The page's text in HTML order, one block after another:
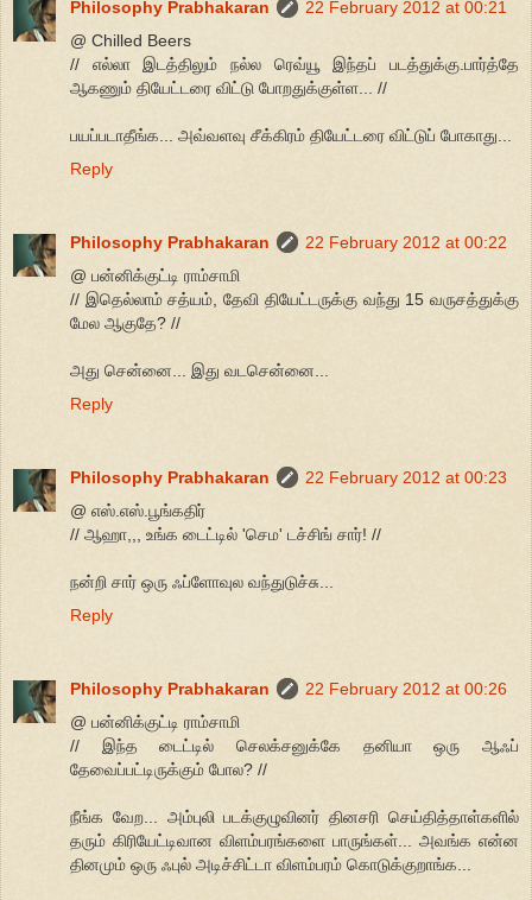
Philosophy Prabhakaran
22 February 2012 at 00:21
@ Chilled Beers
// எல்லா இடத்திலும் நல்ல ரெவ்யூ இந்தப் படத்துக்கு.பார்த்தே
ஆகணும் தியேட்டரை விட்டு போறதுக்குள்ள... //
பயப்படாதீங்க... அவ்வளவு சீக்கிரம் தியேட்டரை விட்டுப் போகாது...
Reply
Philosophy Prabhakaran
22 February 2012 at 00:22
@ பன்னிக்குட்டி ராம்சாமி
// இதெல்லாம் சத்யம், தேவி தியேட்டருக்கு வந்து 15 வருசத்துக்கு
மேல ஆகுதே? //
அது சென்னை... இது வடசென்னை...
Reply
Philosophy Prabhakaran
22 February 2012 at 00:23
@ எஸ்.எஸ்.பூங்கதிர்
// ஆஹா,,, உங்க டைட்டில் 'செம' டச்சிங் சார்! //
நன்றி சார் ஒரு ஃப்ளோவுல வந்துடுச்சு...
Reply
Philosophy Prabhakaran
22 February 2012 at 00:26
@ பன்னிக்குட்டி ராம்சாமி
// இந்த டைட்டில் செலக்சனுக்கே தனியா ஒரு ஆஃப்
தேவைப்பட்டிருக்கும் போல? //
நீங்க வேற... அம்புலி படக்குழுவினர் தினசரி செய்தித்தாள்களில்
தரும் கிரியேட்டிவான விளம்பரங்களை பாருங்கள்... அவங்க என்ன
தினமும் ஒரு ஃபுல் அடிச்சிட்டா விளம்பரம் கொடுக்குறாங்க...